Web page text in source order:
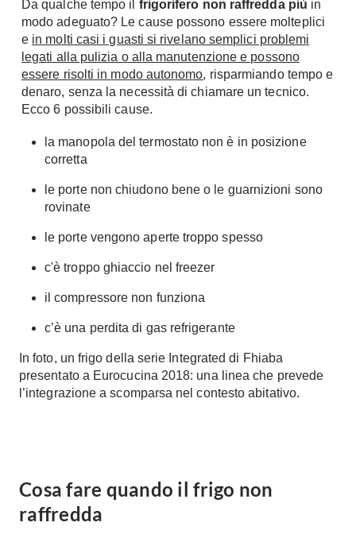
Pareti Attrezzate
Porta Tv
Contatti
Divani
Divani moderni
Divani classici
Poltrone
Poltroncine
Divanoletto
Divani Angolo
Divani in Pelle
Complementi
Tavoli
Sedie
Complementi arredo
Notte
Chiller
Pompe di calore
Ecologia
Case Prefabbricate
Riciclo
Bioedilizia
Teleriscaldamento
Detergenti
Stiro
Aspirapolvere
Ristrutturazione
Da qualche tempo il frigorifero non raffredda più in
modo adeguato? Le cause possono essere molteplici
e in molti casi i guasti si rivelano semplici problemi
legati alla pulizia o alla manutenzione e possono
essere risolti in modo autonomo, risparmiando tempo e
denaro, senza la necessità di chiamare un tecnico.
Ecco 6 possibili cause.
la manopola del termostato non è in posizione
corretta
le porte non chiudono bene o le guarnizioni sono
rovinate
le porte vengono aperte troppo spesso
c'è troppo ghiaccio nel freezer
il compressore non funziona
c’è una perdita di gas refrigerante
In foto, un frigo della serie Integrated di Fhiaba
presentato a Eurocucina 2018: una linea che prevede
l’integrazione a scomparsa nel contesto abitativo.
Cosa fare quando il frigo non
raffredda